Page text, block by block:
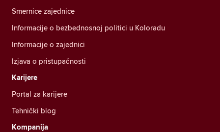
Smernice zajednice
Informacije o bezbednosnoj politici u Koloradu
Informacije o zajednici
Izjava o pristupačnosti
Karijere
Portal za karijere
Tehnički blog
Kompanija